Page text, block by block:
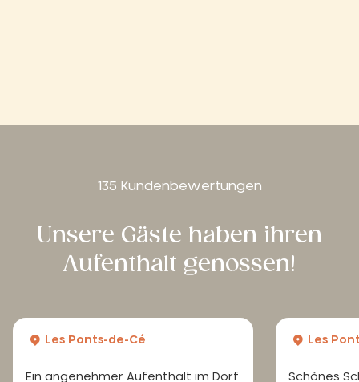
135 Kundenbewertungen
Unsere Gäste haben ihren
Aufenthalt genossen!
Les Ponts-de-Cé
Ein angenehmer Aufenthalt im Dorf
Les
Schönes